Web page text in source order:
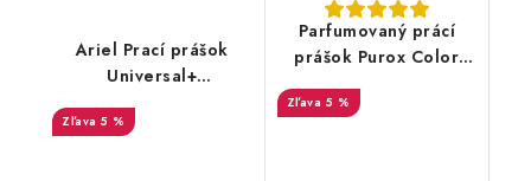
Ariel Prací prášok
Universal+
-20PD/1.2KG
5 %
Parfumovaný prácí
prášok Purox Color
pre všetky farby
9,2kg/120PD
5 %